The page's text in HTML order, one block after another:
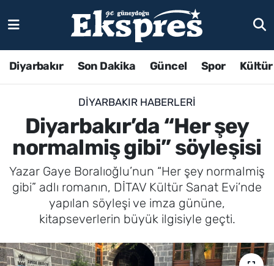
Diyarbakır Son Dakika Güncel Spor
DIYARBAKIR HABERLERI
Diyarbakır’da “Her şey
normalmiş gibi” söyleşisi
Yazar Gaye Boralıoğlu’nun “Her şey normalmiş
gibi” adlı romanın, DİTAV Kültür Sanat Evi’nde
yapılan söyleşi ve imza gününe,
kitapseverlerin büyük ilgisiyle geçti.